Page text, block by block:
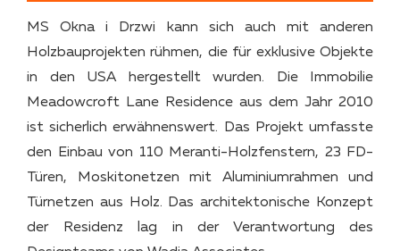
MS Okna i Drzwi kann sich auch mit anderen
Holzbauprojekten rühmen, die für exklusive Objekte
in den USA hergestellt wurden. Die Immobilie
Meadowcroft Lane Residence aus dem Jahr 2010
ist sicherlich erwähnenswert. Das Projekt umfasste
den Einbau von 110 Meranti-Holzfenstern, 23 FD-
Türen, Moskitonetzen mit Aluminiumrahmen und
Türnetzen aus Holz. Das architektonische Konzept
der Residenz lag in der Verantwortung des